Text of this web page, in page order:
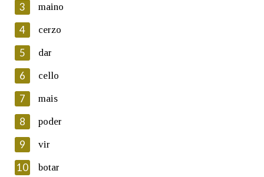
En cumprimento da normativa vixente en materia de
Protección de Datos de Carácter Persoal, a Real Academia
Galega informa a aqueles usuarios que faciliten o seu correo
electrónico, así como calquera outra información de carácter
persoal, que estes datos serán obxecto de tratamento
automatizado de carácter confidencial e incorporados aos seus
ficheiros informáticos. Así mesmo, os usuarios poderán exercer o
seu dereito de acceso, rectificación, oposición e cancelación dos
seus datos poñéndose en contacto connosco.
Lin e acepto as condicións da política de
Introduce o código que aparece na imaxe:
3 maino
4 cerzo
5 dar
6 cello
7 mais
8 poder
9 vir
10 botar